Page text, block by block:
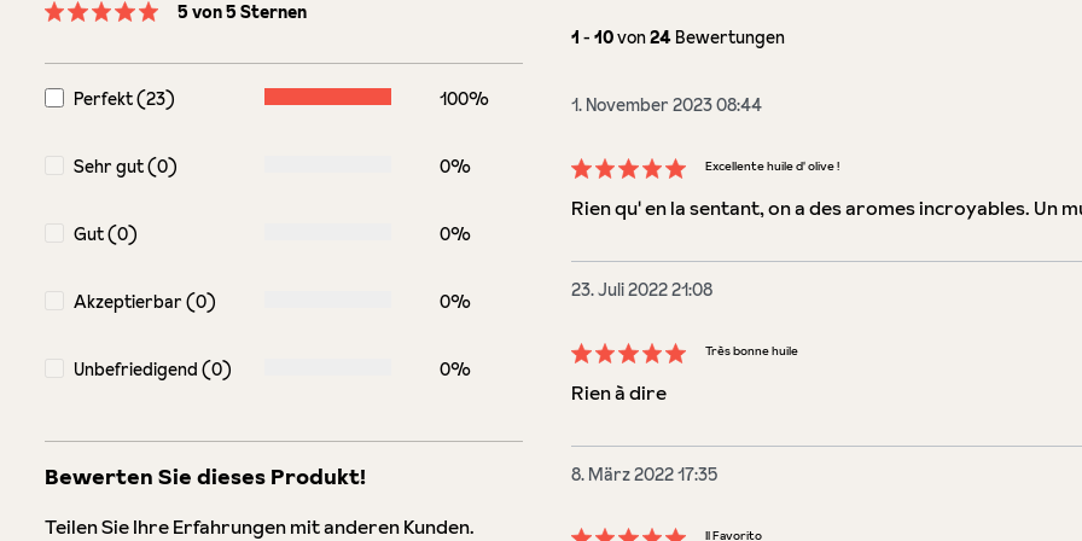
5 von 5 Sternen
Perfekt (23) 100%
Sehr gut (0) 0%
Gut (0) 0%
Akzeptierbar (0) 0%
Unbefriedigend (0) 0%
Bewerten Sie dieses Produkt!
Teilen Sie Ihre Erfahrungen mit anderen Kunden.
1 -10von24Bewertungen
1. November 2023 08:44
Bewertung mit 5 von 5 Sternen
Excellente huile d' olive !
Rien qu' en la sentant, on a des aromes incroyables. Un
23. Juli 2022 21:08
Bewertung mit 5 von 5 Sternen
Très bonne huile
Rien à dire
8. März 2022 17:35
Il Favorito